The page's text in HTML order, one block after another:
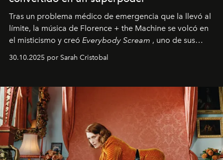
Tras un problema médico de emergencia que la llevó al
límite, la música de Florence + the Machine se volcó en
el misticismo y creó Everybody Scream , uno de sus
30.10.2025 por Sarah Cristobal